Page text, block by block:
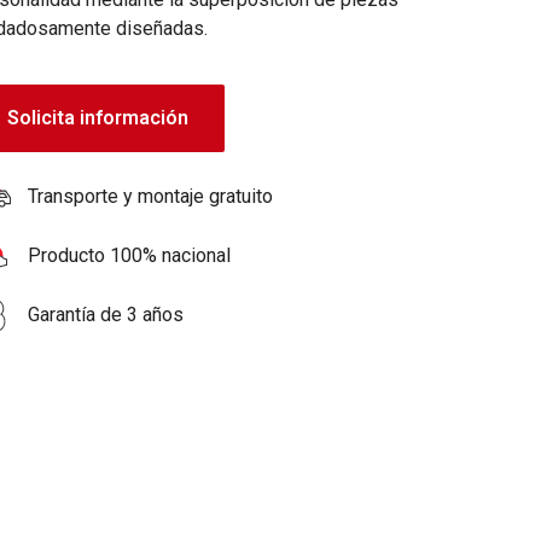
diseñadas.
Solicita información
Transporte y montaje gratuito
Producto 100% nacional
Garantía de 3 años